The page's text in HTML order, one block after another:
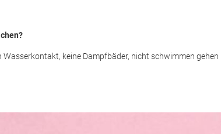
Wasserkontakt, keine Dampfbäder, nicht schwimmen